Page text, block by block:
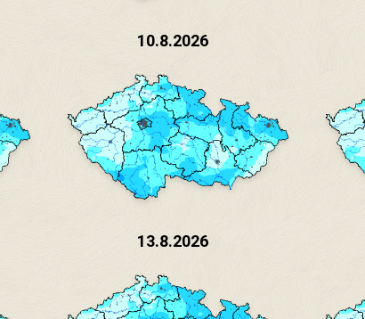
10.8.2026
13.8.2026